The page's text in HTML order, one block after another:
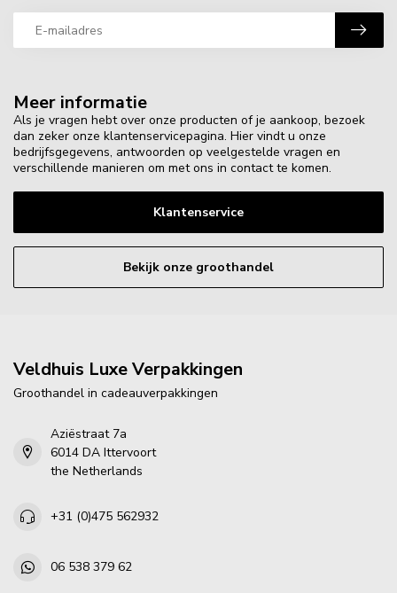
Meer informatie
Als je vragen hebt over onze producten of je aankoop, bezoek
dan zeker onze klantenservicepagina. Hier vindt u onze
bedrijfsgegevens, antwoorden op veelgestelde vragen en
verschillende manieren om met ons in contact te komen.
Klantenservice
Bekijk onze groothandel
Veldhuis Luxe Verpakkingen
Groothandel in cadeauverpakkingen
Aziëstraat 7a
6014 DA Ittervoort
the Netherlands
+31 (0)475 562932
06 538 379 62